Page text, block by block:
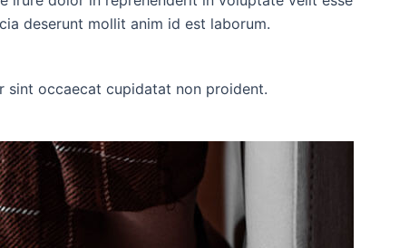
deserunt mollit anim id est laborum.
sint occaecat cupidatat non proident.